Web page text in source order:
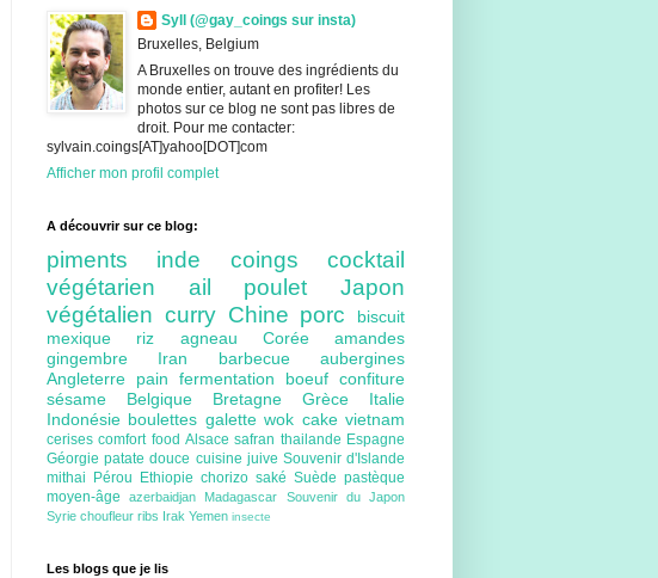
Syll (@gay_coings sur insta)
Bruxelles, Belgium
A Bruxelles on trouve des ingrédients du
monde entier, autant en profiter! Les
photos sur ce blog ne sont pas libres de
droit. Pour me contacter:
sylvain.coings[AT]yahoo[DOT]com
Afficher mon profil complet
A découvrir sur ce blog:
piments inde coingscocktail
végétarien ail pouletJapon
végétalien curry Chine porc
biscuit
mexique riz agneau Corée amandes
gingembre Iran barbecueaubergines
Angleterre pain fermentation boeuf confiture
sésame Belgique Bretagne Grèce Italie
Indonésie boulettes galettewok cakevietnam
cerisescomfort foodAlsacesafran thailande Espagne
Géorgiepatate douce cuisine juive Souvenir d'Islande
mithai
Pérou Ethiopie chorizo saké Suède pastèque
moyen-âgeazerbaidjan Madagascar Souvenir du Japon
Syrie choufleur ribs Irak Yemen insecte
Les blogs que je lis